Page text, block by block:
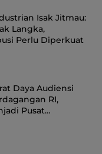
Isak Jitmau:
Langka,
Perlu Diperkuat
Daya Audiensi
RI,
Pusat
Kawasan Timur